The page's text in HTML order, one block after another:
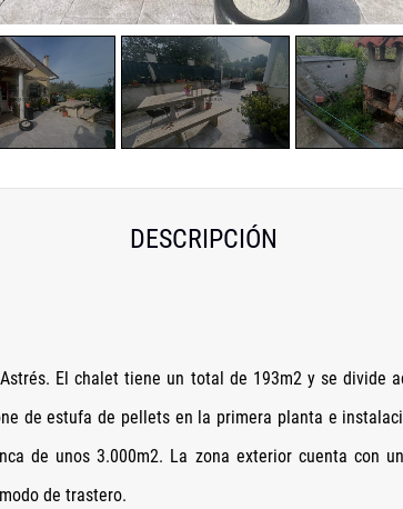
DESCRIPCIÓN
El chalet tiene un total de 193m2 y se divide
de estufa de pellets en la primera planta e
de unos 3.000m2. La zona exterior cuenta con
de trastero.